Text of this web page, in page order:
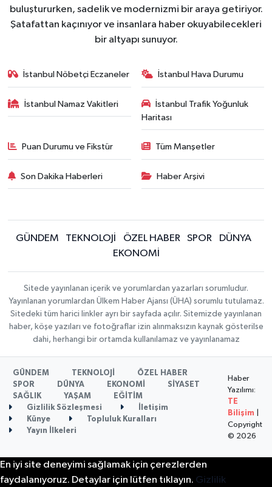
buluştururken, sadelik ve modernizmi bir araya getiriyor.
Şatafattan kaçınıyor ve insanlara haber okuyabilecekleri
bir altyapı sunuyor.
İstanbul Nöbetçi Eczaneler İstanbul Hava Durumu
İstanbul Namaz Vakitleri
İstanbul Trafik Yoğunluk
Haritası
Puan Durumu ve Fikstür Tüm Manşetler
Son Dakika Haberleri Haber Arşivi
GÜNDEM TEKNOLOJİ ÖZEL HABER SPOR
DÜNYA
EKONOMİ
Sitede yayınlanan içerik ve yorumlardan yazarları sorumludur.
Yayınlanan yorumlardan Ülkem Haber Ajansı (ÜHA) sorumlu tutulamaz.
Sitedeki tüm harici linkler ayrı bir sayfada açılır. Sitemizde yayınlanan
haber, köşe yazıları ve fotoğraflar izin alınmaksızın kaynak gösterilse
dahi, herhangi bir ortamda kullanılamaz ve yayınlanamaz
GÜNDEM TEKNOLOJİ
ÖZEL HABER
SPOR
DÜNYA EKONOMİ
SİYASET
SAĞLIK
YAŞAM
EĞİTİM
Gizlilik Sözleşmesi
İletişim
Künye
Topluluk Kuralları
Yayın İlkeleri
Haber
Yazılımı:
TE
Bilişim
Copyright
© 2026
En iyi site deneyimi sağlamak için çerezlerden
faydalanıyoruz. Detaylar için lütfen tıklayın. Gizlilik